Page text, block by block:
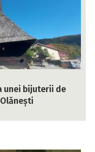
unei bijuterii de